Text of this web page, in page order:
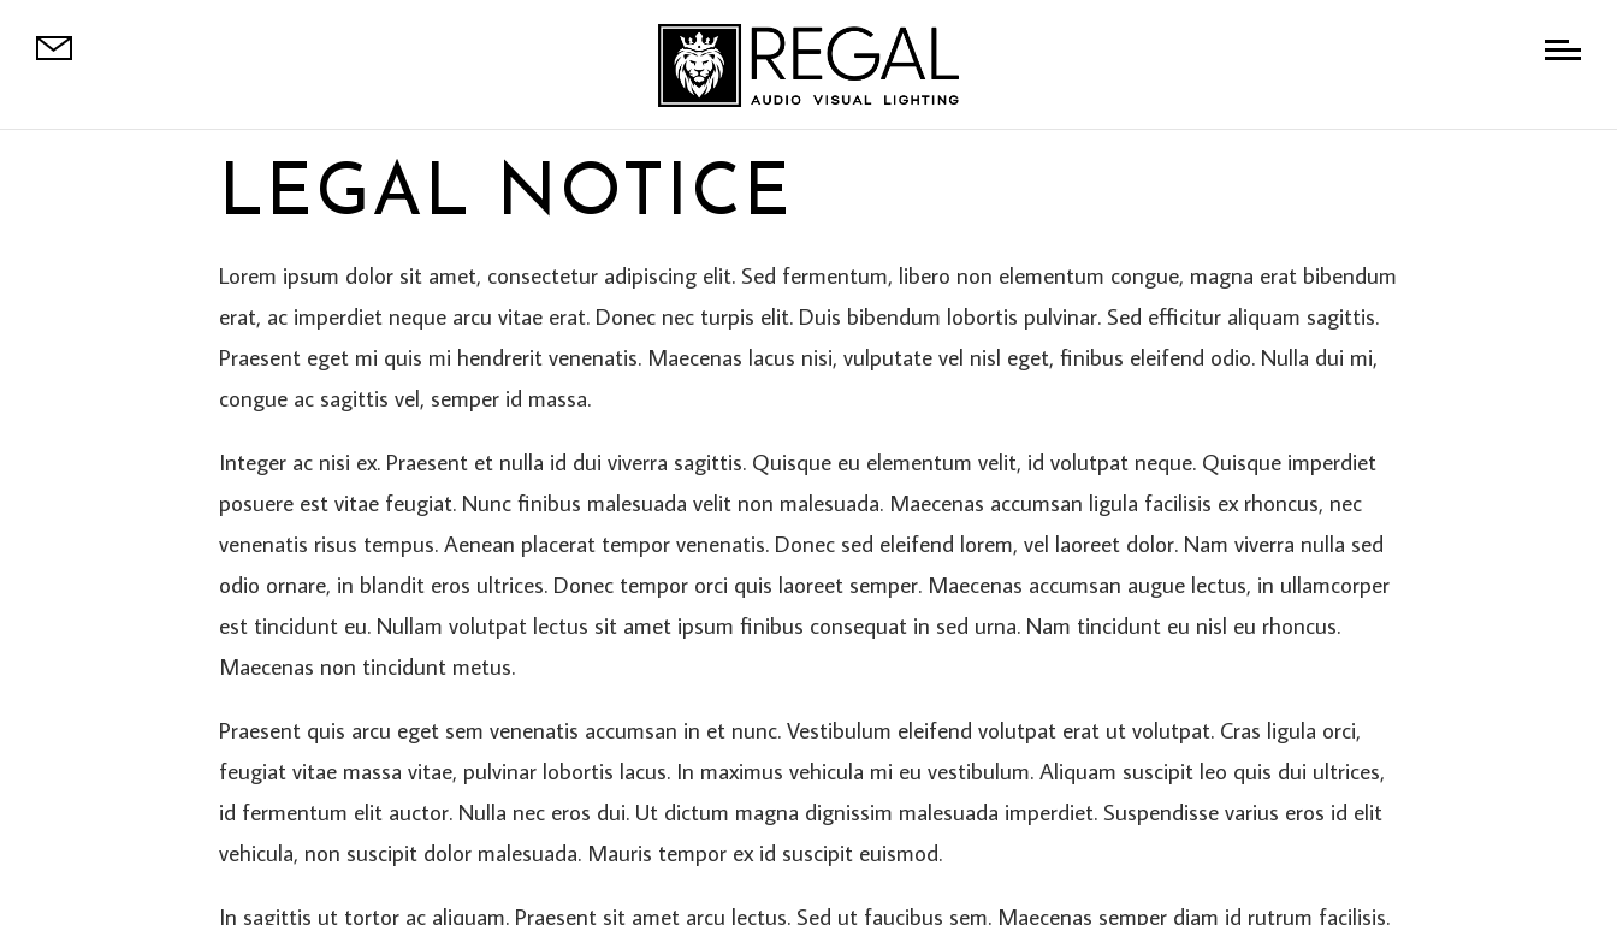
LEGAL NOTICE
Lorem ipsum dolor sit amet, consectetur adipiscing elit. Sed fermentum, libero non elementum congue, magna erat bibendum
erat, ac imperdiet neque arcu vitae erat. Donec nec turpis elit. Duis bibendum lobortis pulvinar. Sed efficitur aliquam sagittis.
Praesent eget mi quis mi hendrerit venenatis. Maecenas lacus nisi, vulputate vel nisl eget, finibus eleifend odio. Nulla dui mi,
congue ac sagittis vel, semper id massa.
Integer ac nisi ex. Praesent et nulla id dui viverra sagittis. Quisque eu elementum velit, id volutpat neque. Quisque imperdiet
posuere est vitae feugiat. Nunc finibus malesuada velit non malesuada. Maecenas accumsan ligula facilisis ex rhoncus, nec
venenatis risus tempus. Aenean placerat tempor venenatis. Donec sed eleifend lorem, vel laoreet dolor. Nam viverra nulla sed
odio ornare, in blandit eros ultrices. Donec tempor orci quis laoreet semper. Maecenas accumsan augue lectus, in ullamcorper
est tincidunt eu. Nullam volutpat lectus sit amet ipsum finibus consequat in sed urna. Nam tincidunt eu nisl eu rhoncus.
Maecenas non tincidunt metus.
Praesent quis arcu eget sem venenatis accumsan in et nunc. Vestibulum eleifend volutpat erat ut volutpat. Cras ligula orci,
feugiat vitae massa vitae, pulvinar lobortis lacus. In maximus vehicula mi eu vestibulum. Aliquam suscipit leo quis dui ultrices,
id fermentum elit auctor. Nulla nec eros dui. Ut dictum magna dignissim malesuada imperdiet. Suspendisse varius eros id elit
vehicula, non suscipit dolor malesuada. Mauris tempor ex id suscipit euismod.
In sagittis ut tortor ac aliquam. Praesent sit amet arcu lectus. Sed ut faucibus sem. Maecenas semper diam id rutrum facilisis.